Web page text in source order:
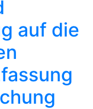
auf die